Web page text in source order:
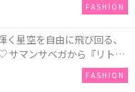
FASHION
星空を自由に飛び回る、
サマンサベガから『リトル
アニバーサリーイヤー』を
FASHION